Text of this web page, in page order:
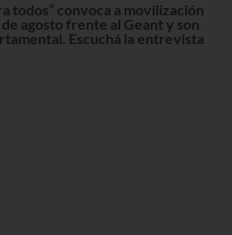
todos” convoca a movilización
agosto frente al Geant y son
Escuchá la entrevista